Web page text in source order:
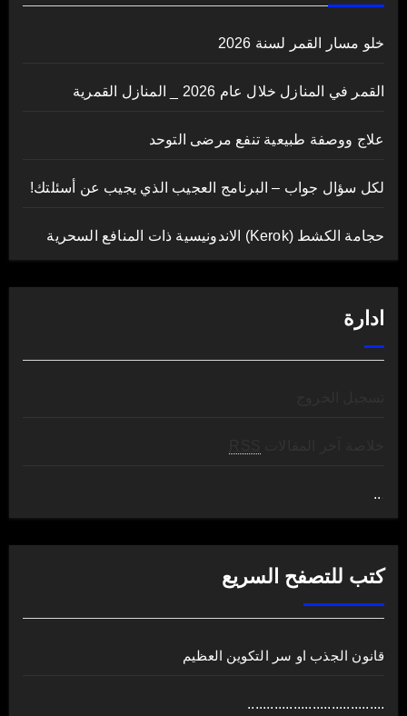
خلو مسار القمر لسنة 2026
القمر في المنازل خلال عام 2026 _ المنازل القمرية
علاج ووصفة طبيعية تنفع مرضى التوحد
لكل سؤال جواب – البرنامج العجيب الذي يجيب عن أسئلتك!
حجامة الكشط (Kerok) الاندونيسية ذات المنافع السحرية
ادارة
..
كتب للتصفح السريع
قانون الجذب او سر التكوين العظيم
....................................